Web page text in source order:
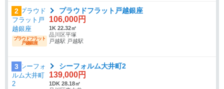
2
プラウドフラット
戸越銀座
プラウドフラット戸越銀座
106,000円
1K 22.32㎡
品川区平塚
戸越駅 戸越駅
3 シーフォルム大井町2
139,000円
1DK 28.18㎡